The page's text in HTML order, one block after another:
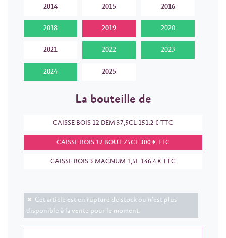
2014 2015 2016
2018 2019 2020
2021 2022 2023
2024 2025
La bouteille de
CAISSE BOIS 12 DEM 37,5CL 151.2 € TTC
CAISSE BOIS 12 BOUT 75CL 300 € TTC
CAISSE BOIS 3 MAGNUM 1,5L 146.4 € TTC
Cet article est en rupture de stock ou n'est plus
disponible à la vente pour le moment.